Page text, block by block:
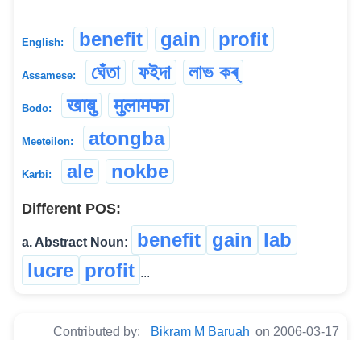
English: benefit gain profit
Assamese: ঘেঁতা ফইদা লাভ কৰ্
Bodo: खाबु मुलामफा
Meeteilon: atongba
Karbi: ale nokbe
Different POS:
a. Abstract Noun: benefit gain lab
lucre profit ...
Contributed by: Bikram M Baruah on 2006-03-17